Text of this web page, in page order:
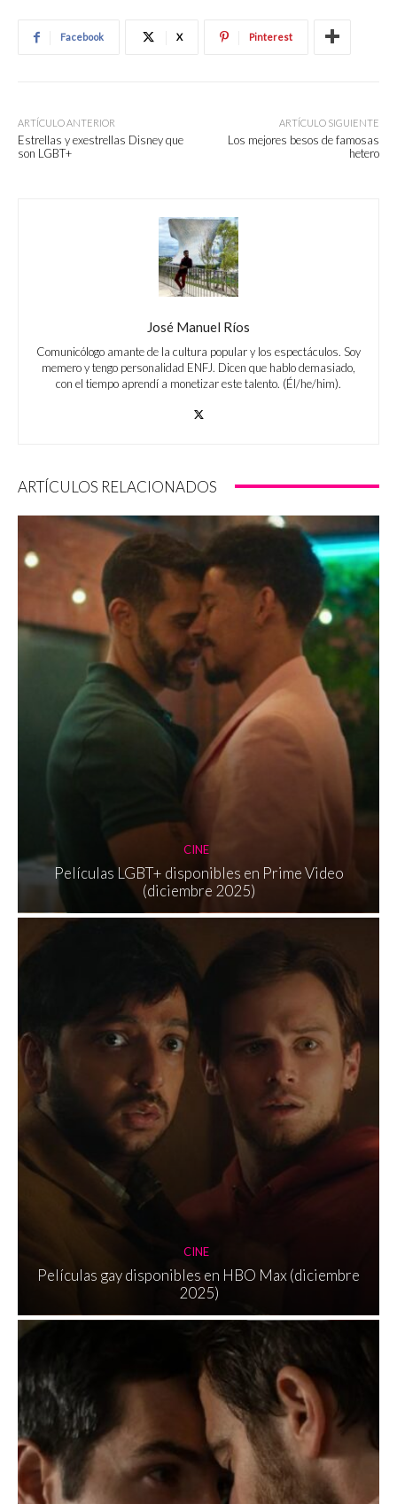
Facebook X Pinterest
ARTÍCULO ANTERIOR
Estrellas y exestrellas Disney que
son LGBT+
ARTÍCULO SIGUIENTE
Los mejores besos de famosas
hetero
José Manuel Ríos
Comunicólogo amante de la cultura popular y los espectáculos. Soy
memero y tengo personalidad ENFJ. Dicen que hablo demasiado,
con el tiempo aprendí a monetizar este talento. (Él/he/him).
ARTÍCULOS RELACIONADOS
CINE
Películas LGBT+ disponibles en Prime Video
(diciembre 2025)
CINE
Películas gay disponibles en HBO Max (diciembre
2025)